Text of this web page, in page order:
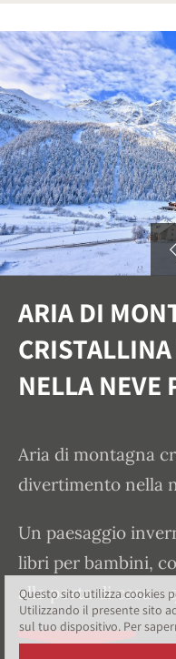
Questo sito utilizza cookies
Utilizzando il presente sito
sul tuo dispositivo. Per
ARIA DI
NELLA NEVE
Aria di montagna
divertimento nella
Un paesaggio
libri per bambini,
alla porta di casa -